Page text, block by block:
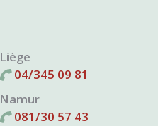
Liège
04/345 09 81
Namur
081/30 57 43